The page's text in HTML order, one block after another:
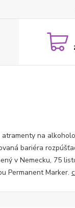
na
bariéra
v Nemecku, 75
Permanent Marker.